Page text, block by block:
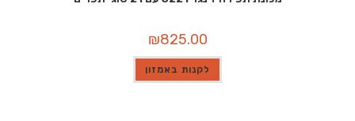
₪825.00
לקנות באמזון